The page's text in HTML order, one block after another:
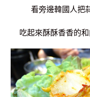
看旁邊韓國人把
吃起來酥酥香香的